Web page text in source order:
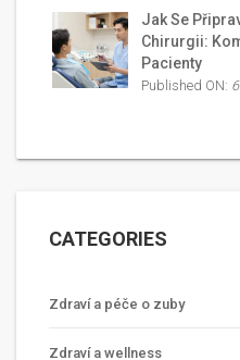
Jak Se
Chirurgii:
Pacienty
Published ON:
CATEGORIES
Zdraví a péče o zuby
Zdraví a wellness